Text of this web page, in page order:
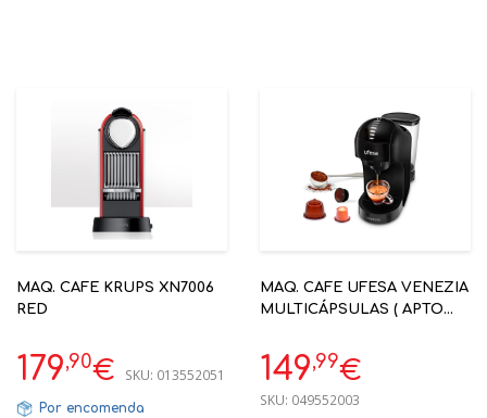
MAQ. CAFE KRUPS XN7006
RED
179,90€ SKU: 013552051
Por encomenda
MAQ. CAFE UFESA VENEZIA
MULTICÁPSULAS ( APTO
DOLCE GUSTO / CAFÉ
MOIDO)
149,99€
SKU: 049552003